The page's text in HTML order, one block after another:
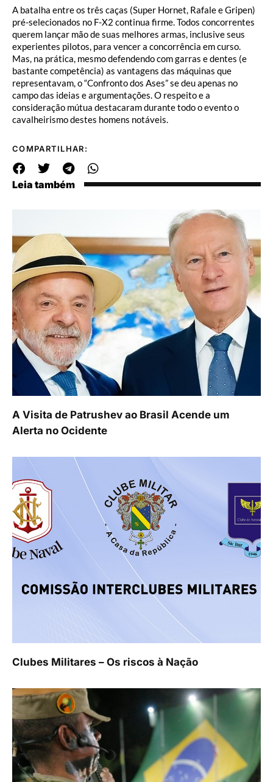
A batalha entre os três caças (Super Hornet, Rafale e Gripen)
pré-selecionados no F-X2 continua firme. Todos concorrentes
querem lançar mão de suas melhores armas, inclusive seus
experientes pilotos, para vencer a concorrência em curso.
Mas, na prática, mesmo defendendo com garras e dentes (e
bastante competência) as vantagens das máquinas que
representavam, o “Confronto dos Ases” se deu apenas no
campo das ideias e argumentações. O respeito e a
consideração mútua destacaram durante todo o evento o
cavalheirismo destes homens notáveis.
COMPARTILHAR:
Leia também
A Visita de Patrushev ao Brasil Acende um
Alerta no Ocidente
Clubes Militares – Os riscos à Nação